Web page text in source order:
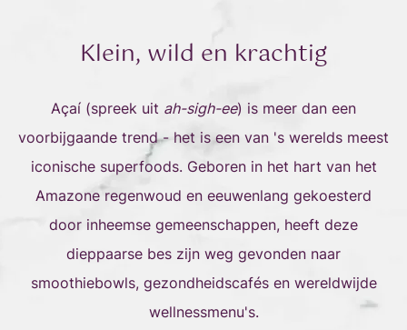
Klein, wild en krachtig
Açaí (spreek uit ah-sigh-ee) is meer dan een
voorbijgaande trend - het is een van 's werelds meest
iconische superfoods. Geboren in het hart van het
Amazone regenwoud en eeuwenlang gekoesterd
door inheemse gemeenschappen, heeft deze
dieppaarse bes zijn weg gevonden naar
smoothiebowls, gezondheidscafés en wereldwijde
wellnessmenu's.